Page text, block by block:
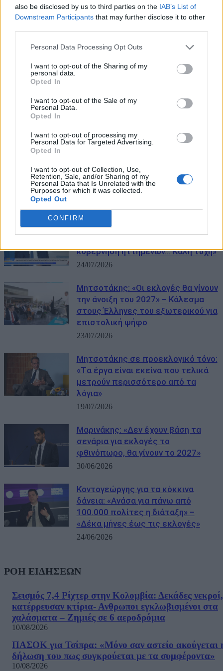
also be disclosed by us to third parties on the IAB’s List of
Downstream Participants that may further disclose it to other
Personal Data Processing Opt Outs
I want to opt-out of the Sharing of my
personal data.
Opted In
I want to opt-out of the Sale of my
Personal Data.
Opted In
I want to opt-out of processing my
Personal Data for Targeted Advertising.
Opted In
I want to opt-out of Collection, Use,
Retention, Sale, and/or Sharing of my
Personal Data that Is Unrelated with the
Purposes for which it was collected.
Opted Out
CONFIRM
ΜΠΟΡΕΙ ΝΑ ΣΑΣ ΕΝΔΙΑΦΕΡΕΙ
ανελέητη σύγκρουση Τσίπρα-
Ανδρουλάκη και η απειλή Σαμαρά
για τη ΝΔ
Μητσοτάκης για κυβέρνηση ειδικού
κυβέρνηση ηττημένων… Καλή τύχη»
24/07/2026
Μητσοτάκης: «Οι εκλογές θα γίνουν
την άνοιξη του 2027» – Κάλεσμα
στους Έλληνες του εξωτερικού για
επιστολική ψήφο
23/07/2026
Μητσοτάκης σε προεκλογικό τόνο:
«Tα έργα είναι εκείνα που τελικά
μετρούν περισσότερο από τα
λόγια»
19/07/2026
Μαρινάκης: «Δεν έχουν βάση τα
σενάρια για εκλογές το
φθινόπωρο, θα γίνουν το 2027»
30/06/2026
Κοντογεώργης για τα κόκκινα
δάνεια: «Ανάσα για πάνω από
100.000 πολίτες η διάταξη» –
«Δέκα μήνες έως τις εκλογές»
24/06/2026
ΡΟΗ ΕΙΔΗΣΕΩΝ
Σεισμός 7,4 Ρίχτερ στην Κολομβία: Δεκάδες νεκροί,
κατέρρευσαν κτίρια- Ανθρωποι εγκλωβισμένοι στα
χαλάσματα – Ζημιές σε 6 αεροδρόμια
10/08/2026
ΠΑΣΟΚ για Τσίπρα: «Μόνο σαν αστείο ακούγεται
δήλωση του πως συγκρούεται με τα συμφέροντα»
10/08/2026